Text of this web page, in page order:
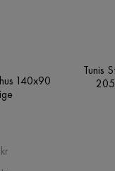
140x90
Tunis